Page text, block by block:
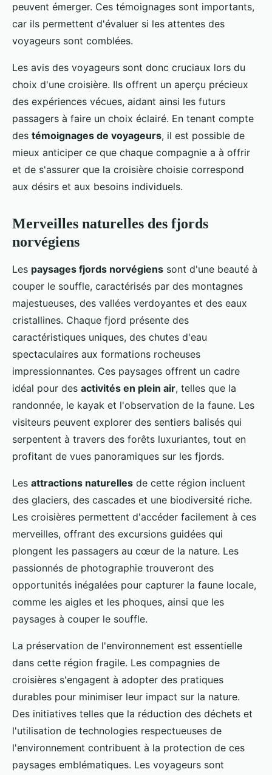
peuvent émerger. Ces témoignages sont importants,
car ils permettent d'évaluer si les attentes des
voyageurs sont comblées.
Les avis des voyageurs sont donc cruciaux lors du
choix d'une croisière. Ils offrent un aperçu précieux
des expériences vécues, aidant ainsi les futurs
passagers à faire un choix éclairé. En tenant compte
des témoignages de voyageurs, il est possible de
mieux anticiper ce que chaque compagnie a à offrir
et de s'assurer que la croisière choisie correspond
aux désirs et aux besoins individuels.
Merveilles naturelles des fjords
norvégiens
Les paysages fjords norvégiens sont d'une beauté à
couper le souffle, caractérisés par des montagnes
majestueuses, des vallées verdoyantes et des eaux
cristallines. Chaque fjord présente des
caractéristiques uniques, des chutes d'eau
spectaculaires aux formations rocheuses
impressionnantes. Ces paysages offrent un cadre
idéal pour des activités en plein air, telles que la
randonnée, le kayak et l'observation de la faune. Les
visiteurs peuvent explorer des sentiers balisés qui
serpentent à travers des forêts luxuriantes, tout en
profitant de vues panoramiques sur les fjords.
Les attractions naturelles de cette région incluent
des glaciers, des cascades et une biodiversité riche.
Les croisières permettent d'accéder facilement à ces
merveilles, offrant des excursions guidées qui
plongent les passagers au cœur de la nature. Les
passionnés de photographie trouveront des
opportunités inégalées pour capturer la faune locale,
comme les aigles et les phoques, ainsi que les
paysages à couper le souffle.
La préservation de l'environnement est essentielle
dans cette région fragile. Les compagnies de
croisières s'engagent à adopter des pratiques
durables pour minimiser leur impact sur la nature.
Des initiatives telles que la réduction des déchets et
l'utilisation de technologies respectueuses de
l'environnement contribuent à la protection de ces
paysages emblématiques. Les voyageurs sont